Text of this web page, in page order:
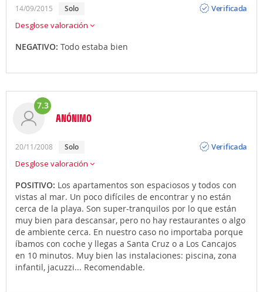
14/09/2015 solo
Verificada
Desglose valoración
NEGATIVO: Todo estaba bien
7.3
ANÓNIMO
20/11/2008 solo
Verificada
Desglose valoración
POSITIVO: Los apartamentos son espaciosos y todos con
vistas al mar. Un poco difíciles de encontrar y no están
cerca de la playa. Son super-tranquilos por lo que están
muy bien para descansar, pero no hay restaurantes o algo
de ambiente cerca. En nuestro caso no importaba porque
íbamos con coche y llegas a Santa Cruz o a Los Cancajos
en 10 minutos. Muy bien las instalaciones: piscina, zona
infantil, jacuzzi... Recomendable.